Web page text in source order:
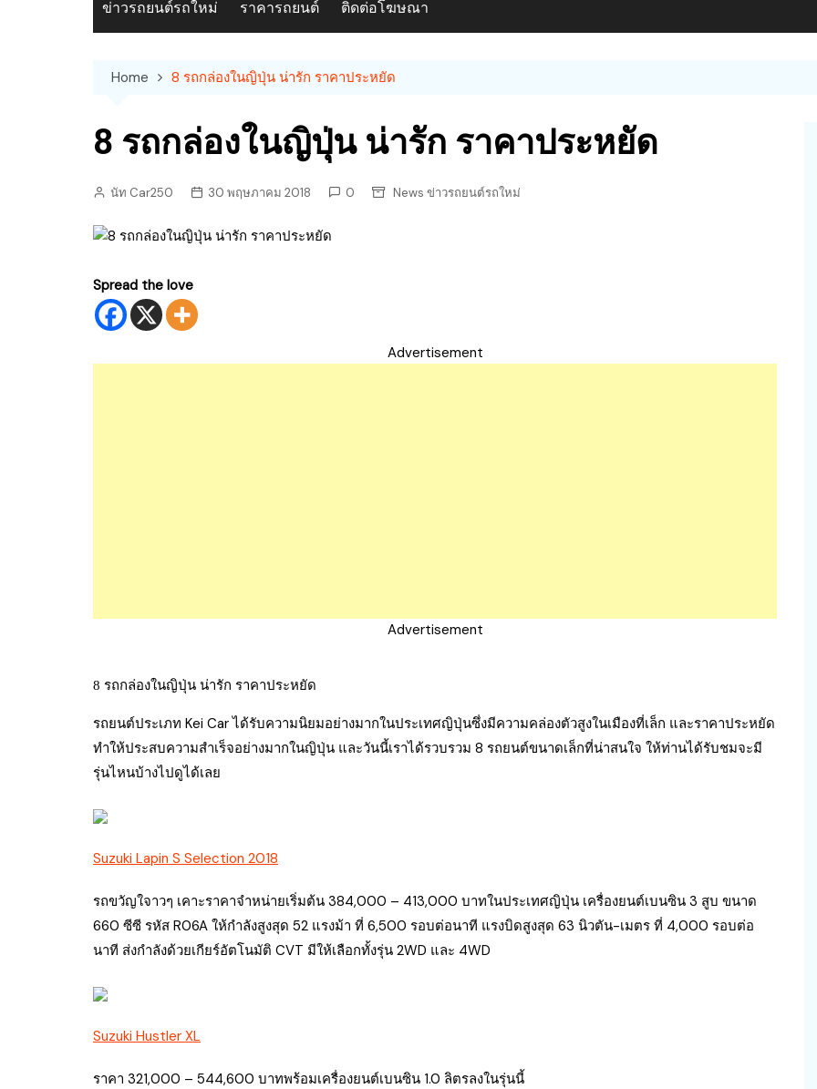
ข่าวรถยนต์รถใหม่ ราคารถยนต์ ติดต่อโฆษณา
Home 8 รถกล่องในญิปุ่น น่ารัก ราคาประหยัด
8 รถกล่องในญิปุ่น น่ารัก ราคาประหยัด
นัท Car250 30 พฤษภาคม 2018 0 News ข่าวรถยนต์รถใหม่
Spread the love
Advertisement
Advertisement
8 รถกล่องในญิปุ่น น่ารัก ราคาประหยัด
รถยนต์ประเภท Kei Car ได้รับความนิยมอย่างมากในประเทศญิปุ่นซึ่งมีความคล่องตัวสูงในเมืองที่เล็ก และราคาประหยัด
ทำให้ประสบความสำเร็จอย่างมากในญิปุ่น และวันนี้เราได้รวบรวม 8 รถยนต์ขนาดเล็กที่น่าสนใจ ให้ท่านได้รับชมจะมี
รุ่นไหนบ้างไปดูได้เลย
Suzuki Lapin S Selection 2018
รถขวัญใจาวๆ เคาะราคาจำหน่ายเริ่มต้น 384,000 – 413,000 บาทในประเทศญิปุ่น เครื่องยนต์เบนซิน 3 สูบ ขนาด
660 ซีซี รหัส R06A ให้กำลังสูงสุด 52 แรงม้า ที่ 6,500 รอบต่อนาที แรงบิดสูงสุด 63 นิวตัน-เมตร ที่ 4,000 รอบต่อ
นาที ส่งกำลังด้วยเกียร์อัตโนมัติ CVT มีให้เลือกทั้งรุ่น 2WD และ 4WD
Suzuki Hustler XL
ราคา 321,000 – 544,600 บาทพร้อมเครื่องยนต์เบนซิน 1.0 ลิตรลงในรุ่นนี้